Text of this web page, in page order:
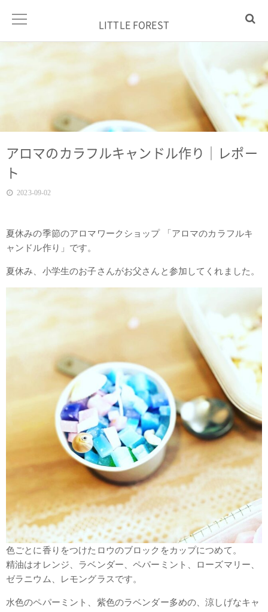
LITTLE FOREST
アロマのカラフルキャンドル作り｜レポー
ト
2023-09-02
夏休みの季節のアロマワークショップ 「アロマのカラフルキ
ャンドル作り」です。
夏休み、小学生のお子さんがお父さんと参加してくれました。
色ごとに香りをつけたロウのブロックをカップにつめて。
精油はオレンジ、ラベンダー、ペパーミント、ローズマリー、
ゼラニウム、レモングラスです。
水色のペパーミント、紫色のラベンダー多めの、涼しげなキャ